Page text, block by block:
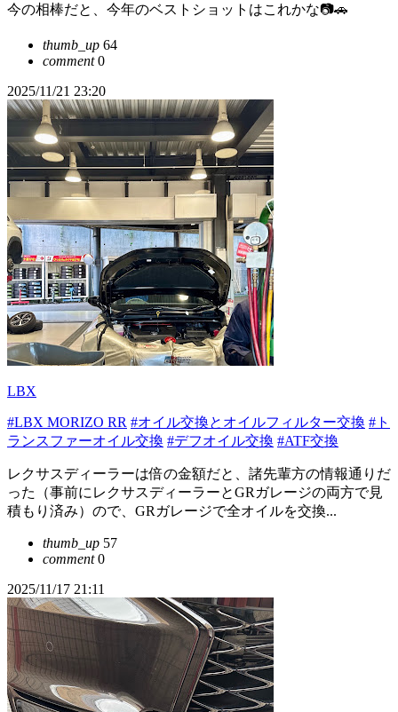
今の相棒だと、今年のベストショットはこれかな📷🚗
thumb_up 64
comment0
2025/11/21 23:20
LBX
#LBX MORIZO RR #オイル交換とオイルフィルター交換 #ト
ランスファーオイル交換 #デフオイル交換 #ATF交換
レクサスディーラーは倍の金額だと、諸先輩方の情報通りだ
った（事前にレクサスディーラーとGRガレージの両方で見
積もり済み）ので、GRガレージで全オイルを交換...
thumb_up 57
comment0
2025/11/17 21:11